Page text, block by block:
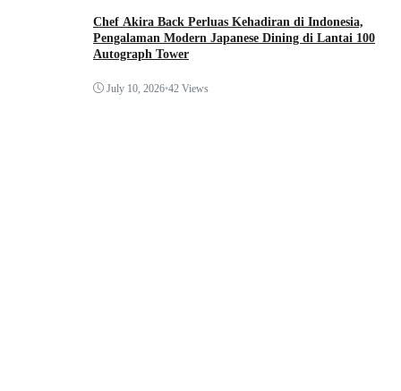
Chef Akira Back Perluas Kehadiran di Indonesia,
Pengalaman Modern Japanese Dining di Lantai 100
Autograph Tower
July 10, 2026•42 Views